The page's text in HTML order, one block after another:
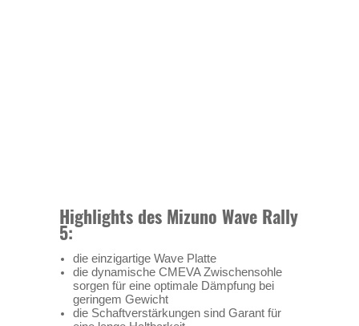
Highlights des Mizuno Wave Rally
5:
die einzigartige Wave Platte
die dynamische CMEVA Zwischensohle
sorgen für eine optimale Dämpfung bei
geringem Gewicht
die Schaftverstärkungen sind Garant für